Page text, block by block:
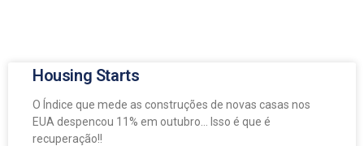
Housing Starts
O Índice que mede as construções de novas casas nos
EUA despencou 11% em outubro… Isso é que é
recuperação!!